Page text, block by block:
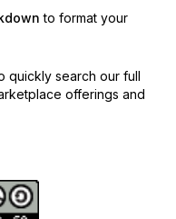
to format your
quickly search our full
offerings and